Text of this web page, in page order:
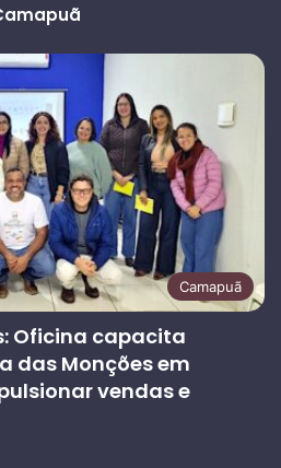
Camapuã
Oficina capacita
das Monções em
vendas e